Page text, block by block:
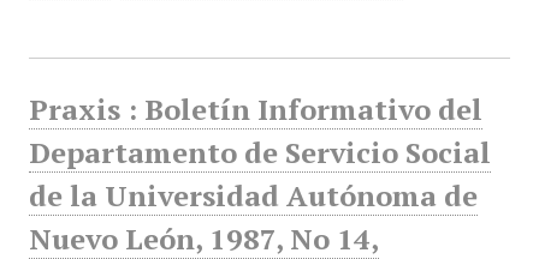
Praxis : Boletín Informativo del
Departamento de Servicio Social
de la Universidad Autónoma de
Nuevo León, 1987, No 14,